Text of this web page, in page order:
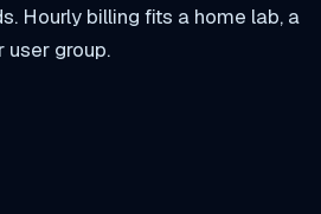
Hourly billing fits a home lab, a
user group.